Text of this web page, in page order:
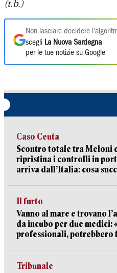
(t.b.)
Non lasciare decidere
scegli La Nuova Sardegna
per le tue notizie su Google
Caso Ceuta
Scontro totale tra Meloni
ripristina i controlli in
arriva dall’Italia: cosa
Il furto
Vanno al mare e trovano
da incubo per due medici:
professionali, potrebbero
Tribunale